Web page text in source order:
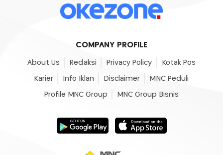
COMPANY PROFILE
About Us Redaksi Privacy Policy Kotak Pos
Karier Info Iklan Disclaimer MNC Peduli
Profile MNC Group MNC Group Bisnis